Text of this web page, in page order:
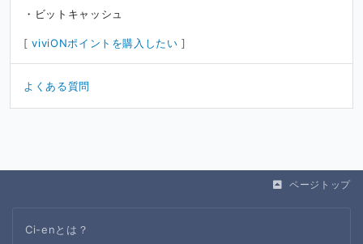
ビットキャッシュ
[viviONポイントを購入したい ]
よくある質問
ページトップ
Ci-enとは？